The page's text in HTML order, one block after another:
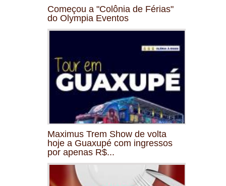
Começou a "Colônia de Férias"
do Olympia Eventos
Maximus Trem Show de volta
hoje a Guaxupé com ingressos
por apenas R$...